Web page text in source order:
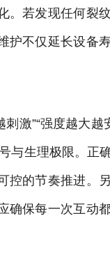
。若发现任何裂
护不仅延长设备
激”“强度越大越
与生理极限。正
控的节奏推进。
确保每一次互动